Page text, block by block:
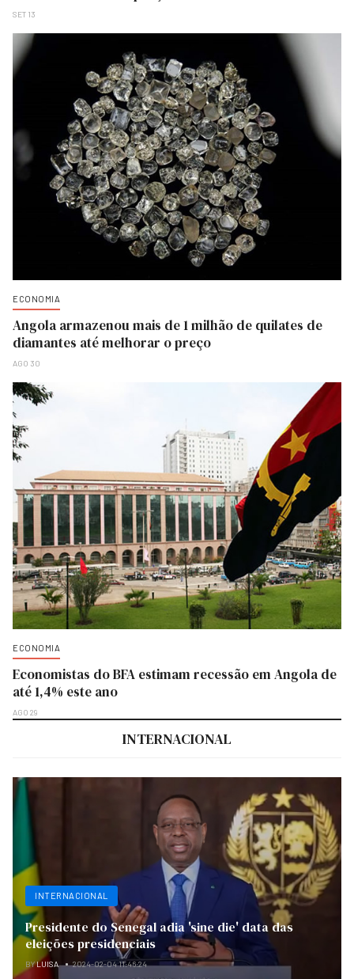
SET 13
ECONOMIA
Angola armazenou mais de 1 milhão de quilates de
diamantes até melhorar o preço
AGO 30
ECONOMIA
Economistas do BFA estimam recessão em Angola de
até 1,4% este ano
AGO 29
INTERNACIONAL
INTERNACIONAL
Presidente do Senegal adia 'sine die' data das
eleições presidenciais
BYLUISA 2024-02-04 11:46:24